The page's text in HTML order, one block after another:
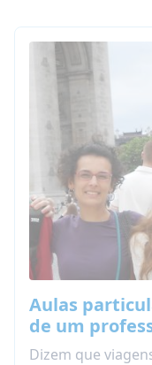
Aulas
de um
Dizem que